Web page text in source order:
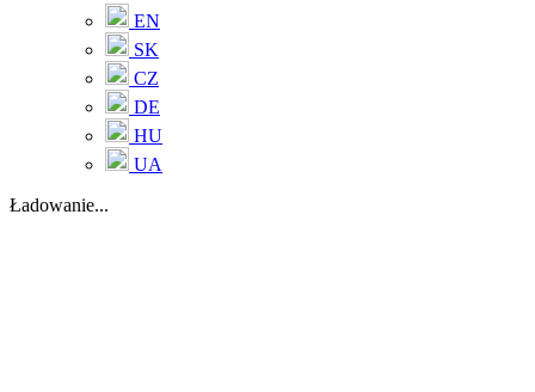
EN
SK
CZ
DE
HU
UA
Ładowanie...